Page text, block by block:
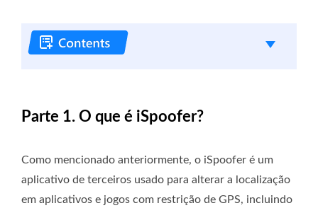
Parte 1. O que é iSpoofer?
Como mencionado anteriormente, o iSpoofer é um
aplicativo de terceiros usado para alterar a localização
em aplicativos e jogos com restrição de GPS, incluindo